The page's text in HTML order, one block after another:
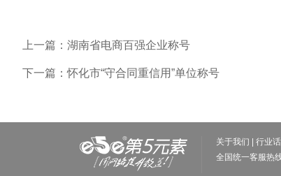
上一篇：湖南省电商百强企业称号
下一篇：怀化市“守合同重信用”单位称号
关于我们 行业
全国统一客服热